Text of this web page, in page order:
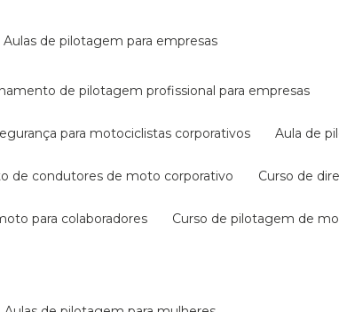
aulas de pilotagem para empresas
de pilotagem profissional para empresas
para motociclistas corporativos aula de
de condutores de moto corporativo curso de
para colaboradores curso de pilotagem de